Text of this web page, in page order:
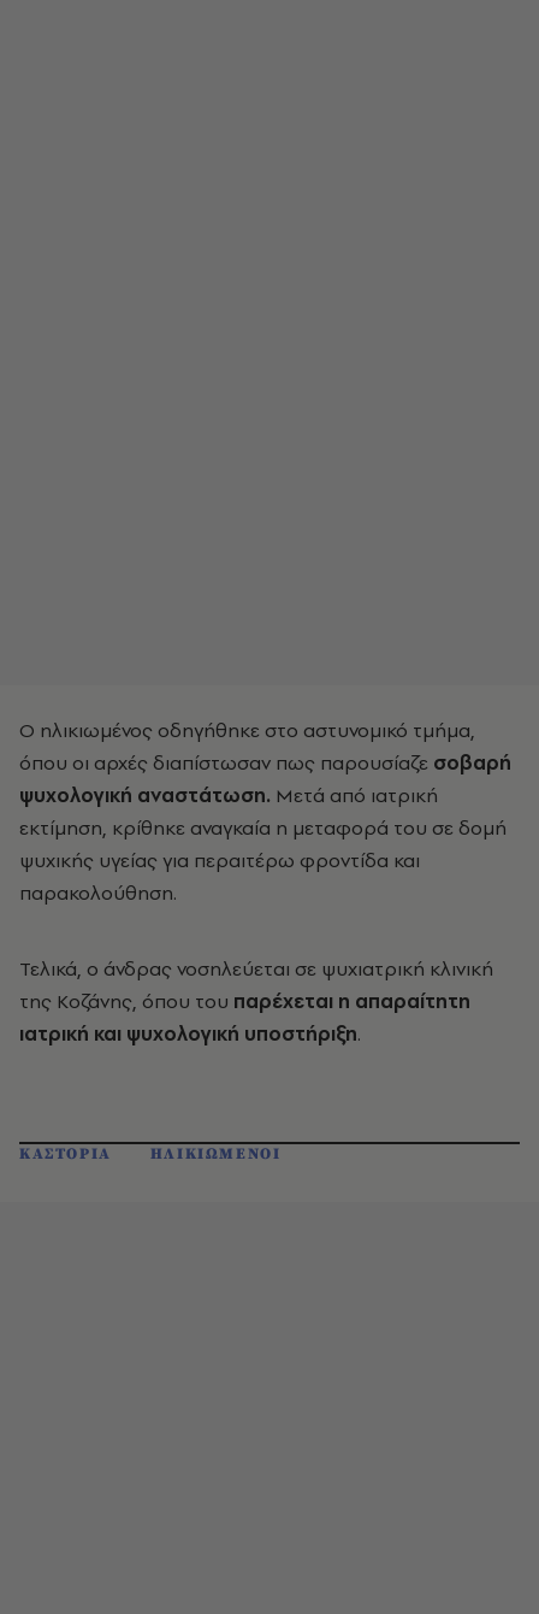
Ο ηλικιωμένος οδηγήθηκε στο αστυνομικό τμήμα,
όπου οι αρχές διαπίστωσαν πως παρουσίαζε σοβαρή
ψυχολογική αναστάτωση. Μετά από ιατρική
εκτίμηση, κρίθηκε αναγκαία η μεταφορά του σε δομή
ψυχικής υγείας για περαιτέρω φροντίδα και
παρακολούθηση.
Τελικά, ο άνδρας νοσηλεύεται σε ψυχιατρική κλινική
της Κοζάνης, όπου του παρέχεται η απαραίτητη
ιατρική και ψυχολογική υποστήριξη.
ΚΑΣΤΟΡΙΑ ΗΛΙΚΙΩΜΕΝΟΙ